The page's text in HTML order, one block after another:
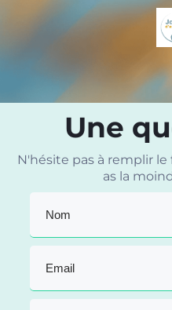
Une
N'hésite pas à remplir
as la